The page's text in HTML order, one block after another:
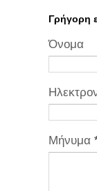
Γρήγορη
Όνομα
Μήνυμα